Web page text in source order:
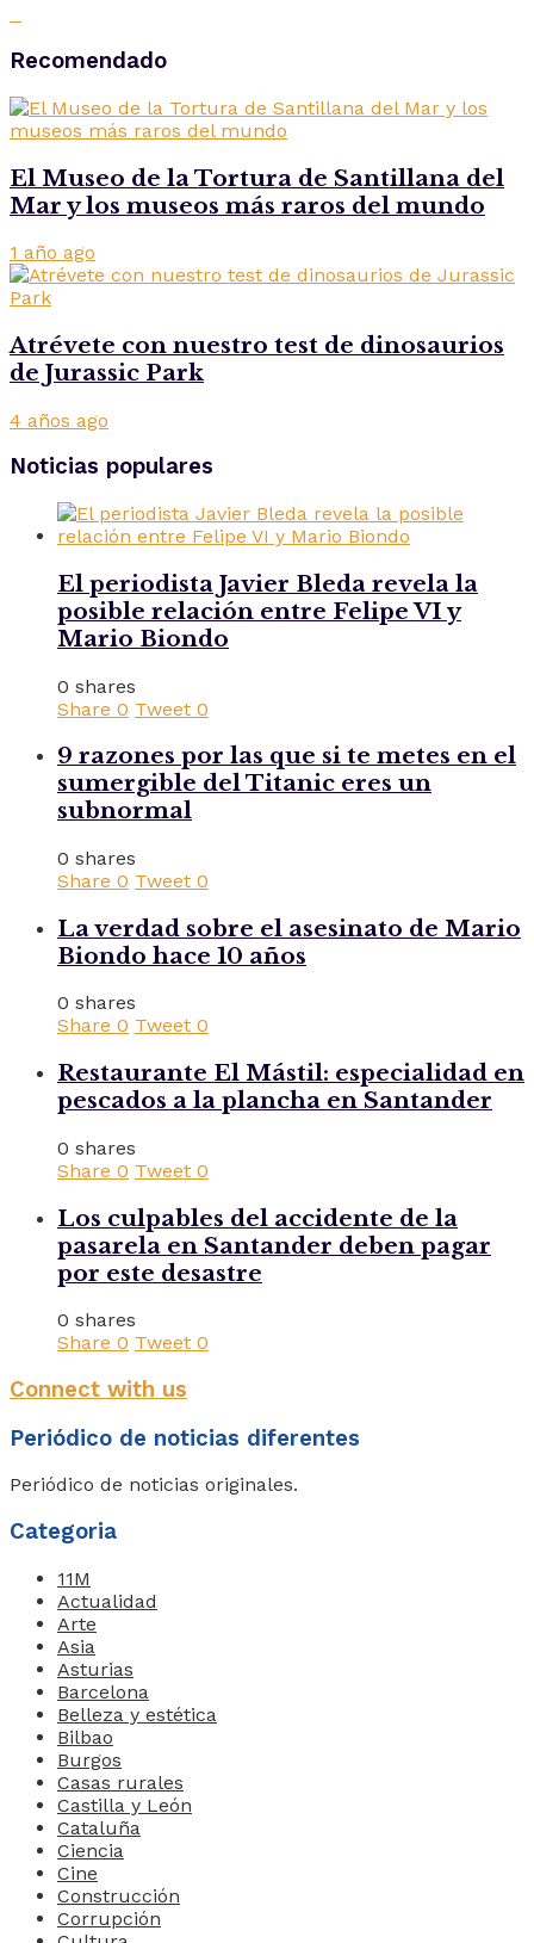
Recomendado
El Museo de la Tortura de Santillana del
Mar y los museos más raros del mundo
1 año ago
Atrévete con nuestro test de dinosaurios
de Jurassic Park
4 años ago
Noticias populares
El periodista Javier Bleda revela la
posible relación entre Felipe VI y
Mario Biondo
0 shares
Share 0 Tweet 0
9 razones por las que si te metes en el
sumergible del Titanic eres un
subnormal
0 shares
Share 0 Tweet 0
La verdad sobre el asesinato de Mario
Biondo hace 10 años
0 shares
Share 0 Tweet 0
Restaurante El Mástil: especialidad en
pescados a la plancha en Santander
0 shares
Share 0 Tweet 0
Los culpables del accidente de la
pasarela en Santander deben pagar
por este desastre
0 shares
Share 0 Tweet 0
Connect with us
Periódico de noticias diferentes
Periódico de noticias originales.
Categoria
11M
Actualidad
Arte
Asia
Asturias
Barcelona
Belleza y estética
Bilbao
Burgos
Casas rurales
Castilla y León
Cataluña
Ciencia
Cine
Construcción
Corrupción